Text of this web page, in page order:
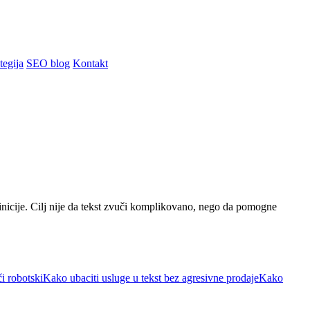
SEO blog Kontakt
Cilj nije da tekst zvuči komplikovano, nego da pomogne
robotskiKako ubaciti usluge u tekst bez agresivne prodajeKako